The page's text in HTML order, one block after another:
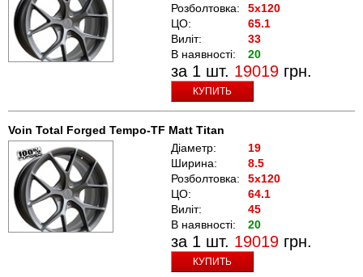
Розболтовка:
5x120
ЦО:
65.1
Виліт:
33
В наявності:
20
за 1 шт. 19019 грн.
КУПИТЬ
Voin Total Forged Tempo-TF Matt Titan
Діаметр:
19
Ширина:
8.5
Розболтовка:
5x120
ЦО:
64.1
Виліт:
45
В наявності:
20
за 1 шт. 19019 грн.
КУПИТЬ